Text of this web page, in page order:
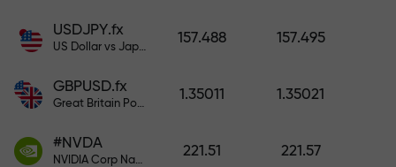
USDJPY.fx
US Dollar vs Japanese Yen
157.488 157.495
GBPUSD.fx
Great Britain Pound vs US Dollar
1.35011 1.35021
#NVDA
NVIDIA Corp Nasdaq Stock Exchange (Nasdaq) USD
221.51 221.57